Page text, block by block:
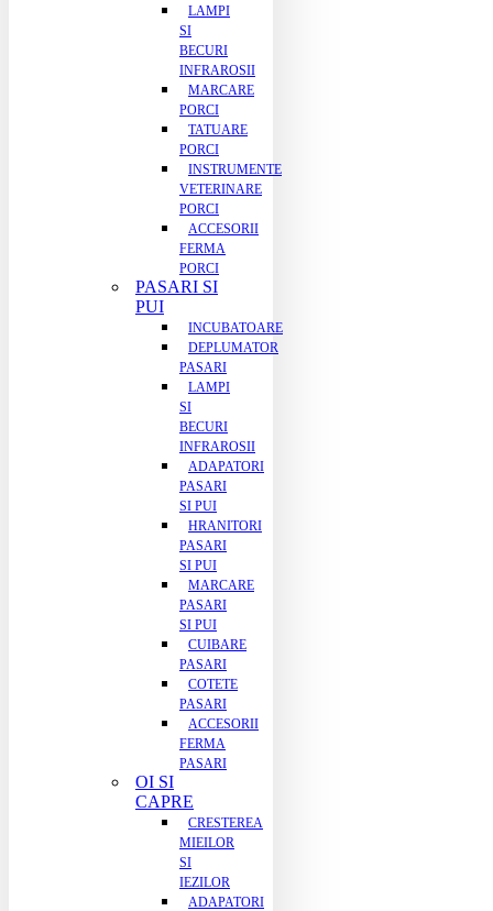
LAMPI
SI
BECURI
INFRAROSII
MARCARE
PORCI
TATUARE
PORCI
INSTRUMENTE
VETERINARE
PORCI
ACCESORII
FERMA
PORCI
PASARI SI
PUI
INCUBATOARE
DEPLUMATOR
PASARI
LAMPI
SI
BECURI
INFRAROSII
ADAPATORI
PASARI
SI PUI
HRANITORI
PASARI
SI PUI
MARCARE
PASARI
SI PUI
CUIBARE
PASARI
COTETE
PASARI
ACCESORII
FERMA
PASARI
OI SI
CAPRE
CRESTEREA
MIEILOR
SI
IEZILOR
ADAPATORI